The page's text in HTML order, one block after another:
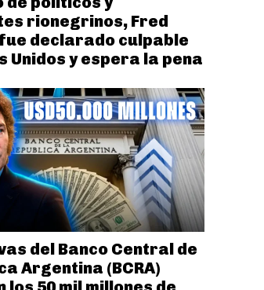
rionegrinos, Fred
declarado culpable
Unidos y espera la pena
del Banco Central de
Argentina (BCRA)